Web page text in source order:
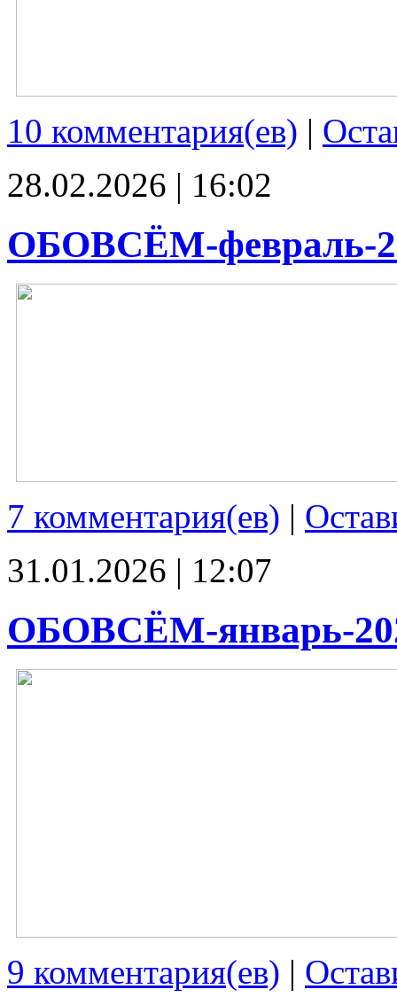
10 комментария(ев) |
28.02.2026 | 16:02
ОБОВСЁМ-февраль-
7 комментария(ев) |
31.01.2026 | 12:07
ОБОВСЁМ-январь-
9 комментария(ев) |